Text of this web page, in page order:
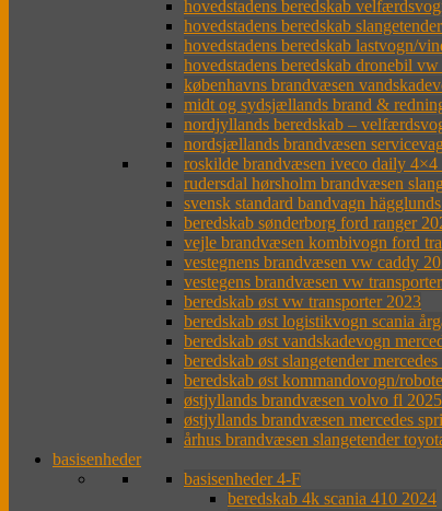
hovedstadens beredskab
hovedstadens beredskab
hovedstadens beredskab lastvogn/
hovedstadens beredskab dronebil
københavns brandvæsen
midt og sydsjællands brand &
nordjyllands beredskab –
nordsjællands brandvæsen
roskilde brandvæsen iveco daily 4×4
rudersdal hørsholm brandvæsen
svensk standard bandvagn
beredskab sønderborg ford ranger
vejle brandvæsen kombivogn ford
vestegnens brandvæsen vw caddy
vestegens brandvæsen vw
beredskab øst vw transporter 2023
beredskab øst logistikvogn scania
beredskab øst vandskadevogn
beredskab øst slangetender
beredskab øst kommandovogn/
østjyllands brandvæsen volvo fl 2025
østjyllands brandvæsen mercedes
århus brandvæsen slangetender
basisenheder
basisenheder 4-F
beredskab 4k scania 410 2024